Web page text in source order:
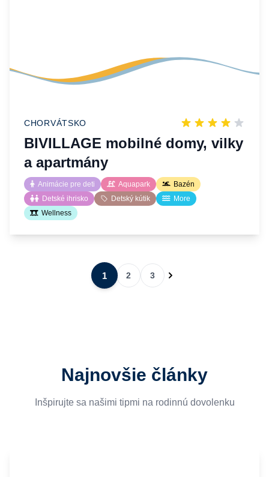
CHORVÁTSKO
BIVILLAGE mobilné domy, vilky
a apartmány
Animácie pre deti Aquapark
Bazén
Detské ihrisko
Detský kútik
More
Wellness
1 2 3
Najnovšie články
Inšpirujte sa našimi tipmi na rodinnú dovolenku